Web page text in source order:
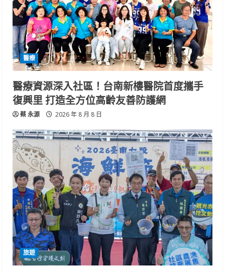
醫療
醫療資源深入社區！台南新樓醫院首度攜手
復興里 打造全方位高齡友善防護網
蔡 永源 2026 年 8 月 8 日
旅遊